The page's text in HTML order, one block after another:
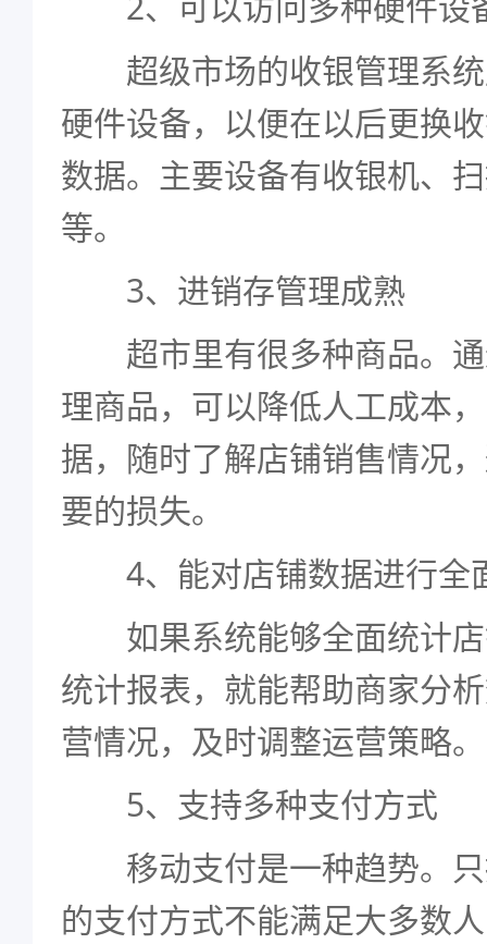
超级市场的收银管理系统
硬件设备，以便在以后更换
数据。主要设备有收银机、
等。
3、进销存管理成熟
超市里有很多种商品。通
理商品，可以降低人工成本
据，随时了解店铺销售情况
要的损失。
4、能对店铺数据进行全
如果系统能够全面统计店
统计报表，就能帮助商家分
营情况，及时调整运营策略。
5、支持多种支付方式
移动支付是一种趋势。只
的支付方式不能满足大多数